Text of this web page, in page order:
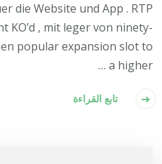
die Website und App . RTP
KO’d , mit leger von ninety-
popular expansion slot to
a higher …
تابع القراءة